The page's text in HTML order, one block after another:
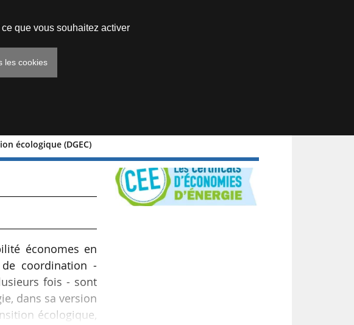
écologique (DGEC)
ministère
économes en
coordination -
fois - sont
dans sa version
écologique,
que vous souhaitez activer
les cookies